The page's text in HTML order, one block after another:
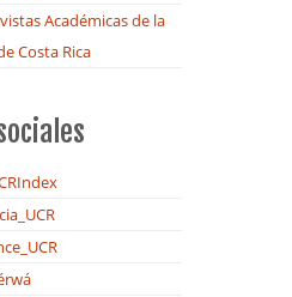
Académicas de la
Costa Rica